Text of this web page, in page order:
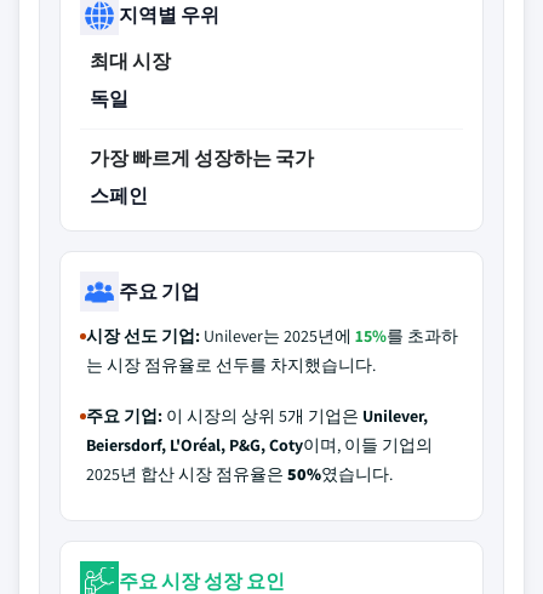
지역별 우위
최대 시장
독일
가장 빠르게 성장하는 국가
스페인
주요 기업
시장 선도 기업: Unilever는 2025년에 15%를 초과하
는 시장 점유율로 선두를 차지했습니다.
주요 기업: 이 시장의 상위 5개 기업은 Unilever,
Beiersdorf, L'Oréal, P&G, Coty이며, 이들 기업의
2025년 합산 시장 점유율은 50%였습니다.
주요 시장 성장 요인